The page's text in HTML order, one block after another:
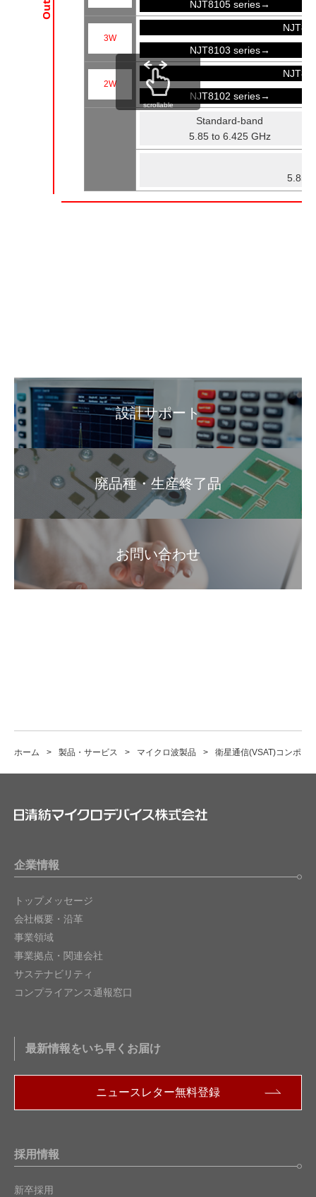
NJT8105 series→
3W
NJT8103 series→
2W
NJT8102 series→
Standard-band
5.85 to 6.425 GHz
5.85
scrollable
設計サポート
廃品種・生産終了品
お問い合わせ
ホーム 製品・サービス マイクロ波製品 衛星通信(VSAT)コンポー
企業情報
トップメッセージ
会社概要・沿革
事業領域
事業拠点・関連会社
サステナビリティ
コンプライアンス通報窓口
最新情報をいち早くお届け
ニュースレター無料登録
採用情報
新卒採用